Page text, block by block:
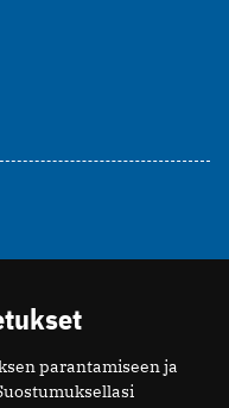
parantamiseen ja